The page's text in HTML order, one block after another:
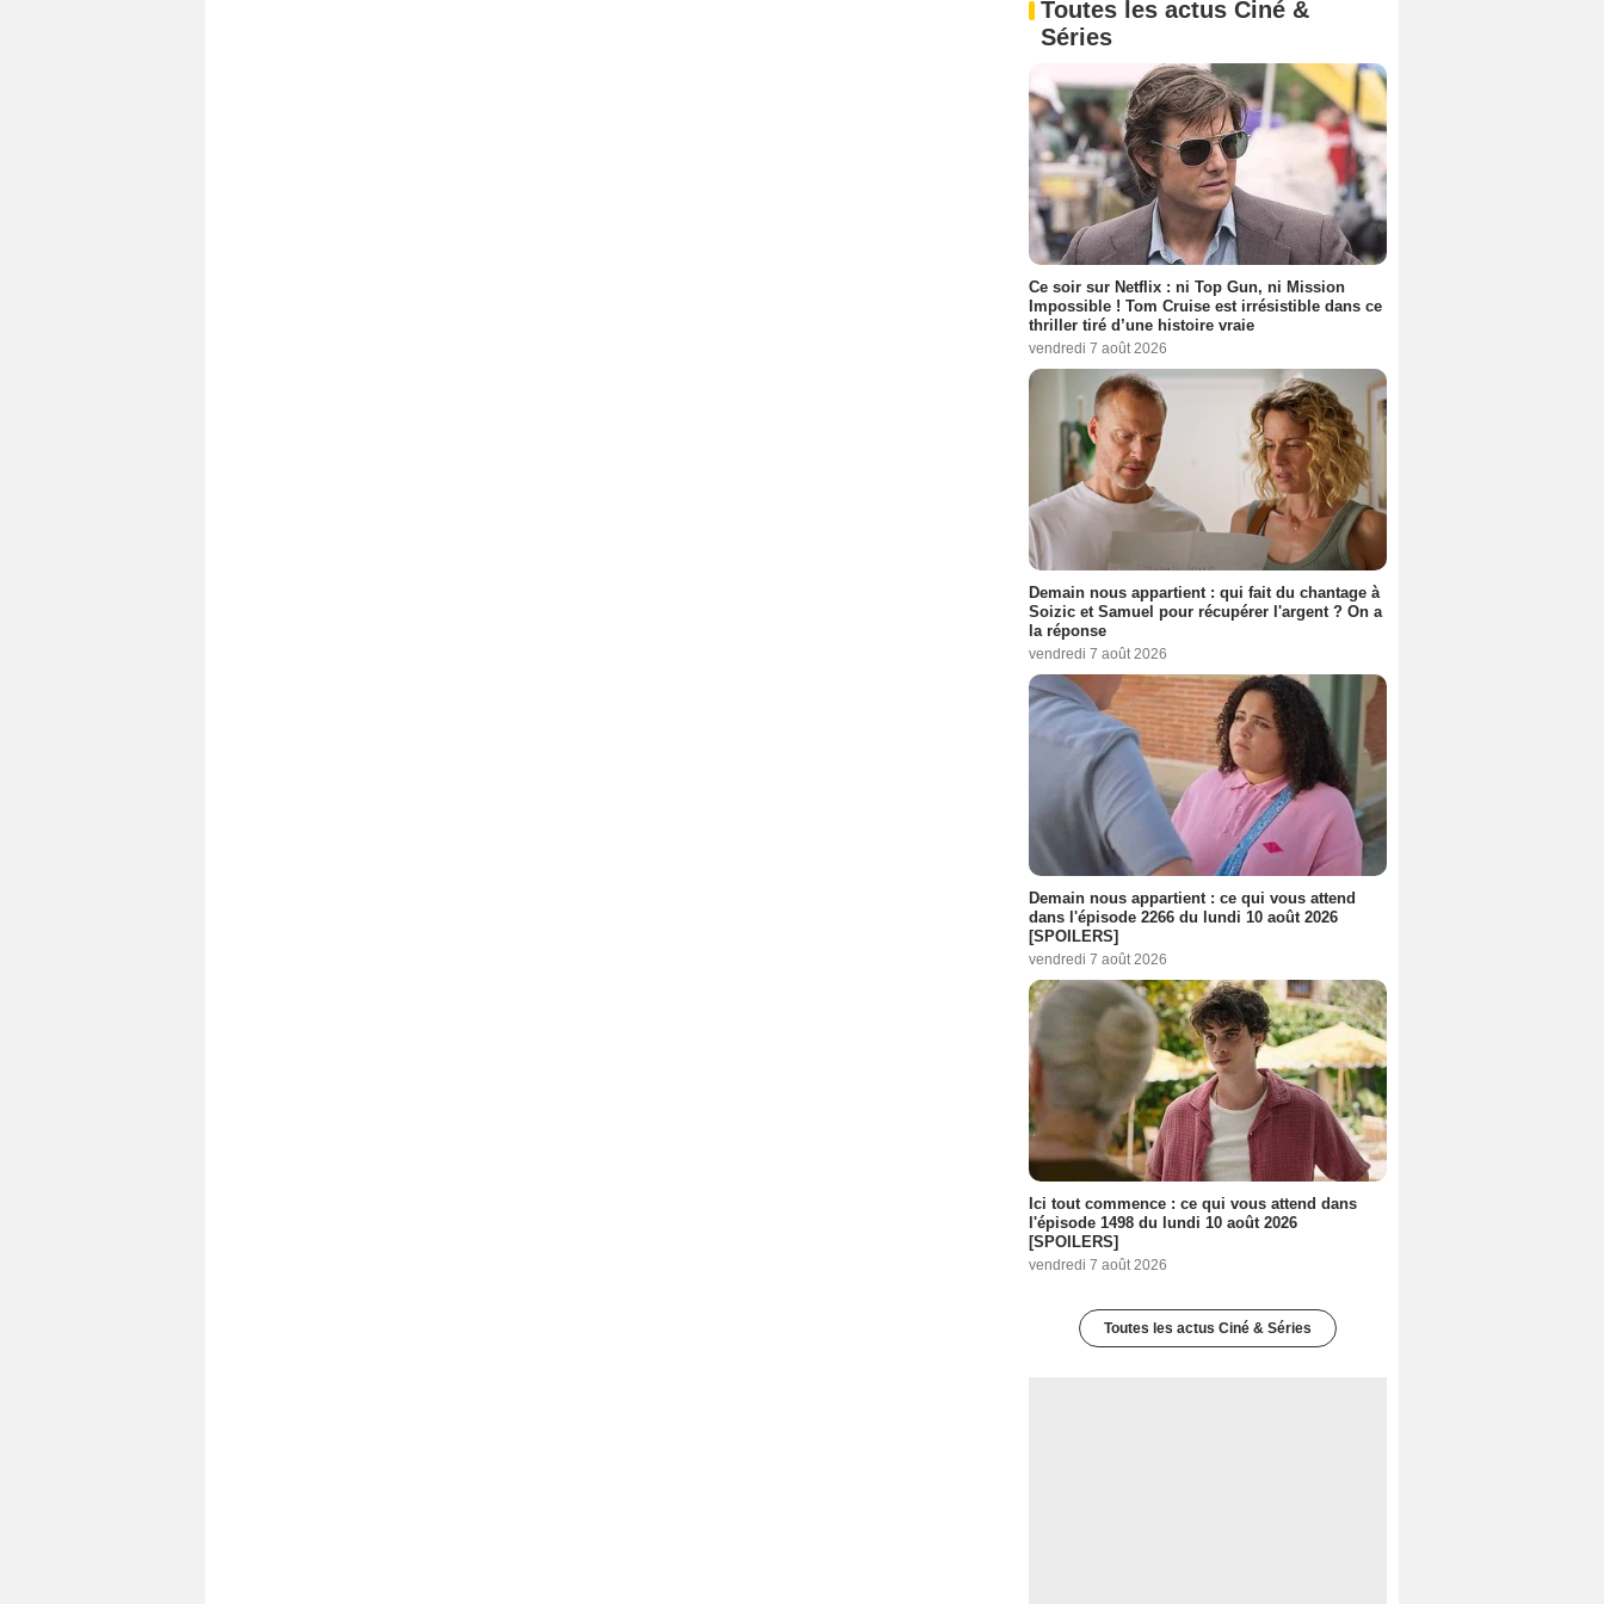
Toutes les actus Ciné &
Séries
Ce soir sur Netflix : ni Top Gun, ni Mission
Impossible ! Tom Cruise est irrésistible dans ce
thriller tiré d’une histoire vraie
vendredi 7 août 2026
Demain nous appartient : qui fait du chantage à
Soizic et Samuel pour récupérer l'argent ? On a
la réponse
vendredi 7 août 2026
Demain nous appartient : ce qui vous attend
dans l'épisode 2266 du lundi 10 août 2026
[SPOILERS]
vendredi 7 août 2026
Ici tout commence : ce qui vous attend dans
l'épisode 1498 du lundi 10 août 2026
[SPOILERS]
vendredi 7 août 2026
Toutes les actus Ciné & Séries